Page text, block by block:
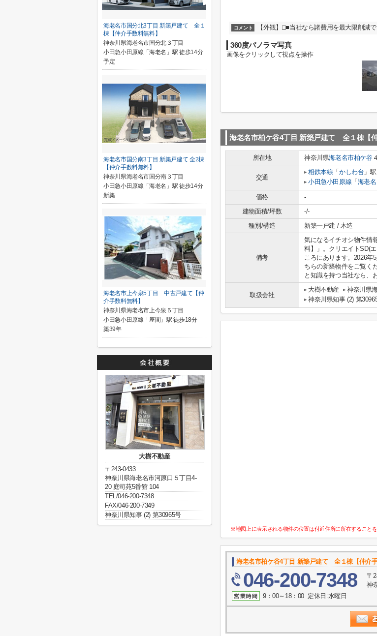
コメント 【外観】□■当社なら諸費用を最大限削減
360度パノラマ写真
画像をクリックして視点を操作
海老名市柏ケ谷4丁目 新築戸建て 全１棟【仲
所在地 神奈川県海老名市柏ケ谷
交通
相鉄本線 「かしわ台 」
小田急小田原線 「 海老名
価格 -
建物面積/坪数
-/-
種別/構造
新築一戸建 / 木造
備考
気になるイチオシ物件情
料】」。クリエイトSD(
ころにあります。2026年
ちらの新築物件をご覧く
と知識を持つ当社なら、
取扱会社
大樹不動産 神奈川県
神奈川県知事 (2) 第
※地図上に表示される物件の位置は付近住所に所在すること
海老名市柏ケ谷4丁目 新築戸建て 全１棟【仲介手
046-200-7348
〒
神
9：00～18：00 定休日:水曜日
海老名市国分北3丁目 新築戸建て 全１
棟【仲介手数料無料】
神奈川県海老名市国分北３丁目
小田急小田原線「海老名」駅 徒歩14分
予定
海老名市国分南3丁目 新築戸建て 全2棟
【仲介手数料無料】
神奈川県海老名市国分南３丁目
小田急小田原線「海老名」駅 徒歩14分
新築
海老名市上今泉5丁目 中古戸建て【仲
介手数料無料】
神奈川県海老名市上今泉５丁目
小田急小田原線「座間」駅 徒歩18分
築39年
大樹不動産
〒243-0433
神奈川県海老名市河原口５丁目4-
20 庭司苑5番館 104
TEL/046-200-7348
FAX/046-200-7349
神奈川県知事 (2) 第30965号